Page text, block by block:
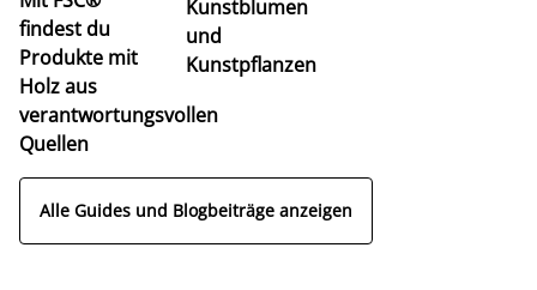
findest du
Produkte mit
Holz aus
verantwortungsvollen
Quellen
Kunstblumen
und
Kunstpflanzen
Alle Guides und Blogbeiträge anzeigen